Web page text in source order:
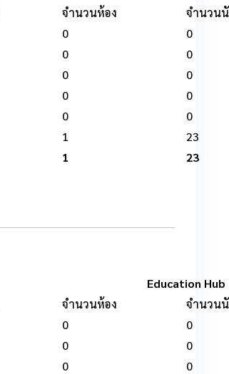
จำนวนห้อง
จำนวน
0
0
0
0
0
0
0
0
0
0
1
23
1 23
Education Hub
จำนวนห้อง
จำนวน
0
0
0
0
0
0